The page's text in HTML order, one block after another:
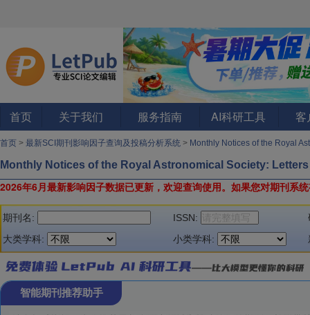
首页 关于我们 服务指南 AI科研工具 客
首页 > 最新SCI期刊影响因子查询及投稿分析系统 > Monthly Notices of the Royal
Monthly Notices of the Royal Astronomical Society: Letters
2026年6月最新影响因子数据已更新，欢迎查询使用。 如果您对期刊系
期刊名: ISSN:
大类学科:
小类学科:
智能期刊推荐助手